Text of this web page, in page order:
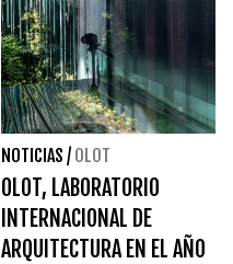
NOTICIAS / OLOT
OLOT, LABORATORIO
INTERNACIONAL DE
ARQUITECTURA EN EL AÑO